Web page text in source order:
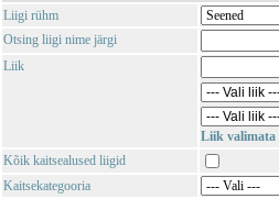
Liigi rühm
Otsing liigi nime järgi
Liik
Liik valimata
Kõik kaitsealused liigid
Kaitsekategooria